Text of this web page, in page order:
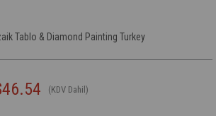
Tablo & Diamond Painting Turkey
(KDV Dahil)